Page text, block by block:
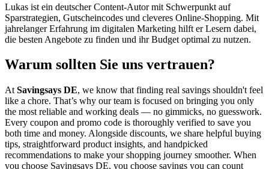
Lukas ist ein deutscher Content-Autor mit Schwerpunkt auf
Sparstrategien, Gutscheincodes und cleveres Online-Shopping. Mit
jahrelanger Erfahrung im digitalen Marketing hilft er Lesern dabei,
die besten Angebote zu finden und ihr Budget optimal zu nutzen.
Warum sollten Sie uns vertrauen?
At Savingsays DE, we know that finding real savings shouldn't feel
like a chore. That’s why our team is focused on bringing you only
the most reliable and working deals — no gimmicks, no guesswork.
Every coupon and promo code is thoroughly verified to save you
both time and money. Alongside discounts, we share helpful buying
tips, straightforward product insights, and handpicked
recommendations to make your shopping journey smoother. When
you choose Savingsays DE, you choose savings you can count